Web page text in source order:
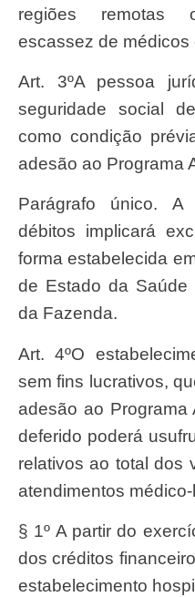
regiões remotas
escassez de médicos
Art. 3ºA pessoa jurídica em débito com a
seguridade social
como condição
adesão ao Programa
Parágrafo único. A constituição de novos
débitos implicará
forma estabelecida
de Estado da Saúde
da Fazenda.
Art. 4ºO estabelecimento hospitalar, com ou
sem fins lucrativos,
adesão ao Programa
deferido poderá
relativos ao total dos
atendimentos
§ 1º A partir do
dos créditos
estabelecimento